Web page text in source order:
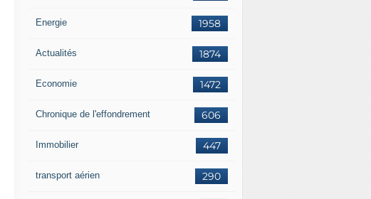
1958
Energie
1874
Actualités
1472
Economie
606
Chronique de l'effondrement
447
Immobilier
290
transport aérien